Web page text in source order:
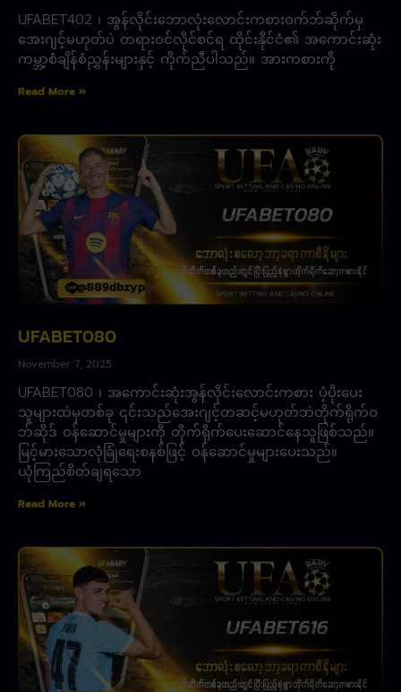
UFABET402 ၊ အွန်လိုင်းဘောလုံးလောင်းကစားဝက်ဘ်ဆိုက်မှ
အေးဂျင့်မဟုတ်ပဲ တရားဝင်လိုင်စင်ရ ထိုင်းနိုင်ငံ၏ အကောင်းဆုံး
ကမ္ဘာ့စံချိန်စံညွှန်းများနှင့် ကိုက်ညီပါသည်။ အားကစားကို
Read More »
UFABET080
November 7, 2025
UFABET080 ၊ အကောင်းဆုံးအွန်လိုင်းလောင်းကစား ပံ့ပိုးပေး
သူများထဲမှတစ်ခု ၎င်းသည်အေးဂျင့်တဆင့်မဟုတ်ဘဲတိုက်ရိုက်ဝ
ဘ်ဆိုဒ် ဝန်ဆောင်မှုများကို တိုက်ရိုက်ပေးဆောင်နေသူဖြစ်သည်။
မြင့်မားသောလုံခြုံရေးစနစ်ဖြင့် ဝန်ဆောင်မှုများပေးသည်။
ယုံကြည်စိတ်ချရသော
Read More »